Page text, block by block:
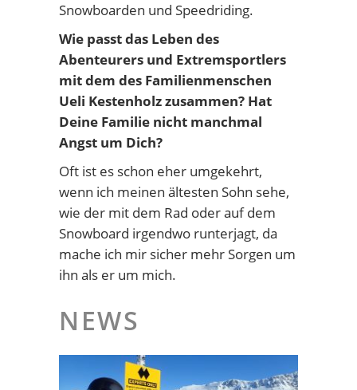
Snowboarden und Speedriding.
Wie passt das Leben des
Abenteurers und Extremsportlers
mit dem des Familienmenschen
Ueli Kestenholz zusammen? Hat
Deine Familie nicht manchmal
Angst um Dich?
Oft ist es schon eher umgekehrt,
wenn ich meinen ältesten Sohn sehe,
wie der mit dem Rad oder auf dem
Snowboard irgendwo runterjagt, da
mache ich mir sicher mehr Sorgen um
ihn als er um mich.
NEWS